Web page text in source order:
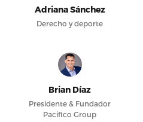
Adriana Sánchez
Derecho y deporte
Brian Díaz
Presidente & Fundador
Pacifico Group